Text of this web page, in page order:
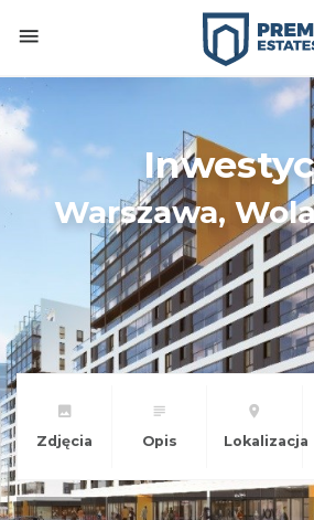
Warszawa,
Zdjęcia Opis Lokalizacja